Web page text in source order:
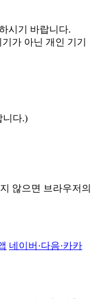
시기 바랍니다.
가 아닌 개인 기기
니다.)
않으면 브라우저의
네이버·다음·카카